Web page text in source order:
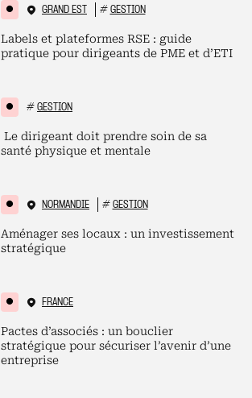
GRAND EST # GESTION
Labels et plateformes RSE : guide
pratique pour dirigeants de PME et d’ETI
# GESTION
Le dirigeant doit prendre soin de sa
santé physique et mentale
NORMANDIE # GESTION
Aménager ses locaux : un investissement
stratégique
FRANCE
Pactes d’associés : un bouclier
stratégique pour sécuriser l’avenir d’une
entreprise